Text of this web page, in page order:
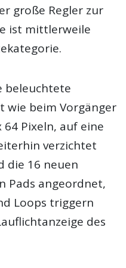
große Regler zur
ist mittlerweile
beleuchtete
wie beim Vorgänger
64 Pixeln, auf eine
verzichtet
die 16 neuen
Pads angeordnet,
Loops triggern
des